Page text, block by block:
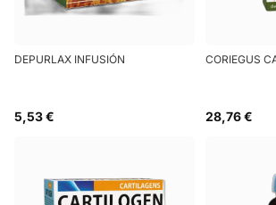
DEPURLAX INFUSIÓN
5,53 €
CORIEGUS
28,76 €